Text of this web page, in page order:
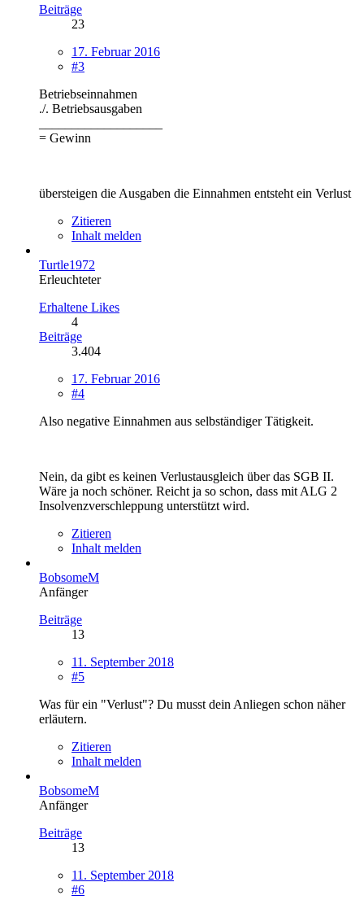
Beiträge
23
17. Februar 2016
#3
Betriebseinnahmen
./. Betriebsausgaben
= Gewinn
übersteigen die Ausgaben die Einnahmen entsteht ein Verlust
Zitieren
Inhalt melden
Turtle1972
Erleuchteter
Erhaltene Likes
4
Beiträge
3.404
17. Februar 2016
#4
Also negative Einnahmen aus selbständiger Tätigkeit.
Nein, da gibt es keinen Verlustausgleich über das SGB II.
Wäre ja noch schöner. Reicht ja so schon, dass mit ALG 2
Insolvenzverschleppung unterstützt wird.
Zitieren
Inhalt melden
BobsomeM
Anfänger
Beiträge
13
11. September 2018
#5
Was für ein "Verlust"? Du musst dein Anliegen schon näher
erläutern.
Zitieren
Inhalt melden
BobsomeM
Anfänger
Beiträge
13
11. September 2018
#6